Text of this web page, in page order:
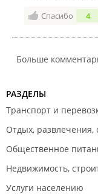
Спасибо 4
Больше
РАЗДЕЛЫ
Транспорт и
Отдых, развлечения,
Общественное
Недвижимость,
Услуги населению